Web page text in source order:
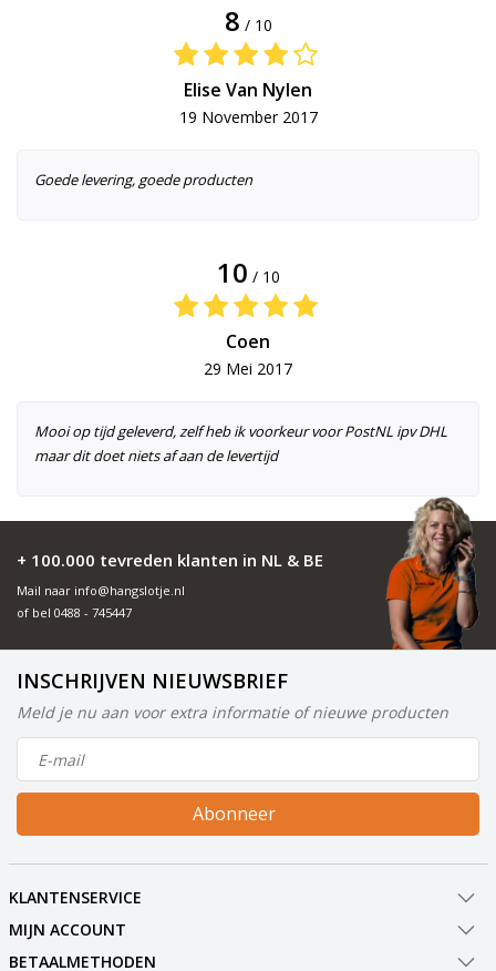
8 / 10
Elise Van Nylen
19 November 2017
Goede levering, goede producten
10 / 10
Coen
29 Mei 2017
Mooi op tijd geleverd, zelf heb ik voorkeur voor PostNL ipv DHL
maar dit doet niets af aan de levertijd
+ 100.000 tevreden klanten in NL & BE
Mail naar info@hangslotje.nl
of bel 0488 - 745447
INSCHRIJVEN NIEUWSBRIEF
Meld je nu aan voor extra informatie of nieuwe producten
Abonneer
KLANTENSERVICE
MIJN ACCOUNT
BETAALMETHODEN